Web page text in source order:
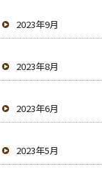
2023年9月
2023年8月
2023年6月
2023年5月